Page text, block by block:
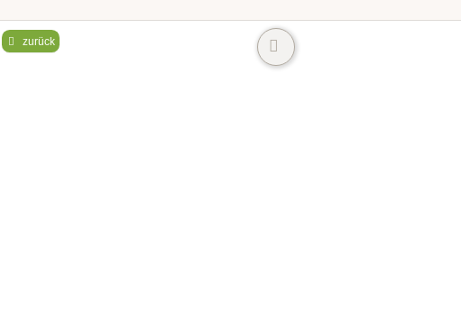
zurück